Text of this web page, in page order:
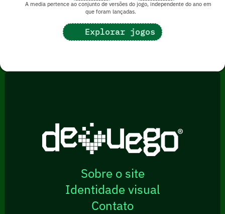
A media pertence ao conjunto de versões do jogo, independente do ano em
que foram lançadas.
Explorar jogos
Sobre o site
Identidade visual
Contato